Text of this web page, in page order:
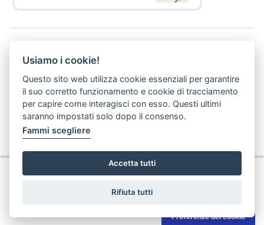
P. I. 05913670484 | C. F. 94164020482
(abilitato alla ricezione di soli messaggi di posta elettronica certificata)
Usiamo i cookie!
Questo sito web utilizza cookie essenziali per garantire
il suo corretto funzionamento e cookie di tracciamento
per capire come interagisci con esso. Questi ultimi
saranno impostati solo dopo il consenso.
Fammi scegliere
Accetta tutti
Rifiuta tutti